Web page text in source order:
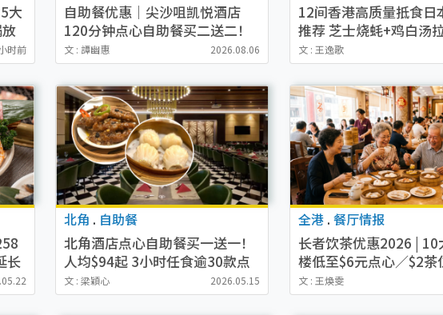
大
时前
自助餐优惠｜尖沙咀凯悦酒店
120分钟点心自助餐买二送二！
$264起任食蜜汁叉烧/虾饺皇/飞
鱼子烧卖逾20款点心
文 : 譚幽惠 2026.08.06
12间香港高质量抵食日
推荐 芝士烧蚝+鸡白汤
身海胆
文 : 王逸歌
长
烧
北角 . 自助餐
北角酒店点心自助餐买一送一！
人均$94起 3小时任食逾30款点
心！每位再送鲍鱼伴花菇+红烧
脆皮乳鸽
文 : 梁穎心 2026.05.15
全港 . 餐厅情报
长者饮茶优惠2026 | 10
楼低至$6元点心／$2茶
加一 全港多间酒楼一览
文 : 王煥雯